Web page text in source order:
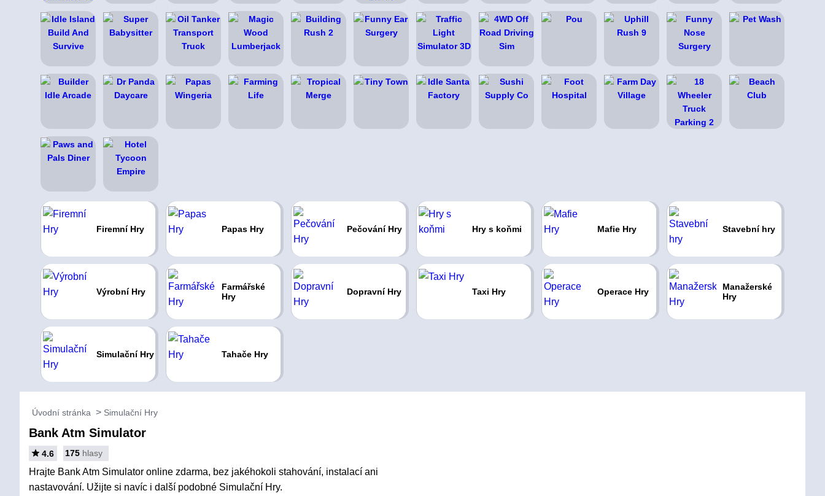
Firemní Hry Papas Hry Pečování Hry Hry s koňmi Mafie Hry Stavební hry
Výrobní Hry
Farmářské
Hry
Dopravní Hry Taxi Hry Operace Hry
Manažerské
Hry
Simulační Hry Tahače Hry
Úvodní stránka Simulační Hry
Bank Atm Simulator
4.6 175 hlasy
Hrajte Bank Atm Simulator online zdarma, bez jakéhokoli stahování, instalací ani
nastavování. Užijte si navíc i další podobné Simulační Hry.